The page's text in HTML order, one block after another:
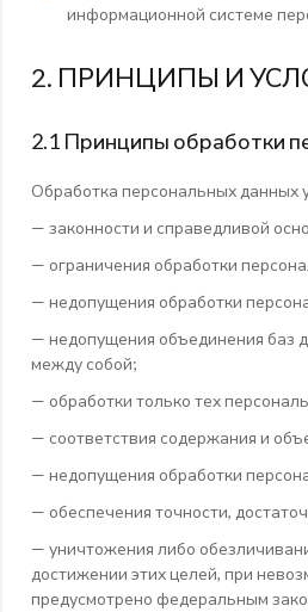
информационной системе
2. ПРИНЦИПЫ И
2.1 Принципы обработки
Обработка персональных данных
— законности и справедливой
— ограничения обработки
— недопущения обработки
— недопущения объединения баз
между собой;
— обработки только тех
— соответствия содержания и
— недопущения обработки
— обеспечения точности,
— уничтожения либо
достижении этих целей, при
предусмотрено федеральным